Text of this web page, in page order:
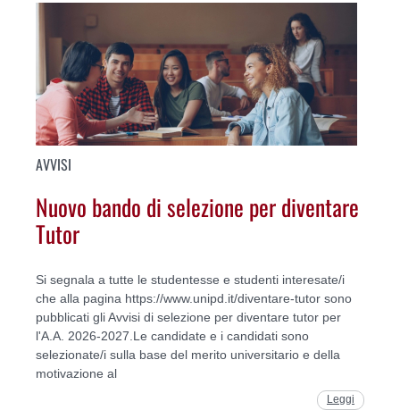
AVVISI
Nuovo bando di selezione per diventare
Tutor
Si segnala a tutte le studentesse e studenti interesate/i
che alla pagina https://www.unipd.it/diventare-tutor sono
pubblicati gli Avvisi di selezione per diventare tutor per
l'A.A. 2026-2027.Le candidate e i candidati sono
selezionate/i sulla base del merito universitario e della
motivazione al
Leggi